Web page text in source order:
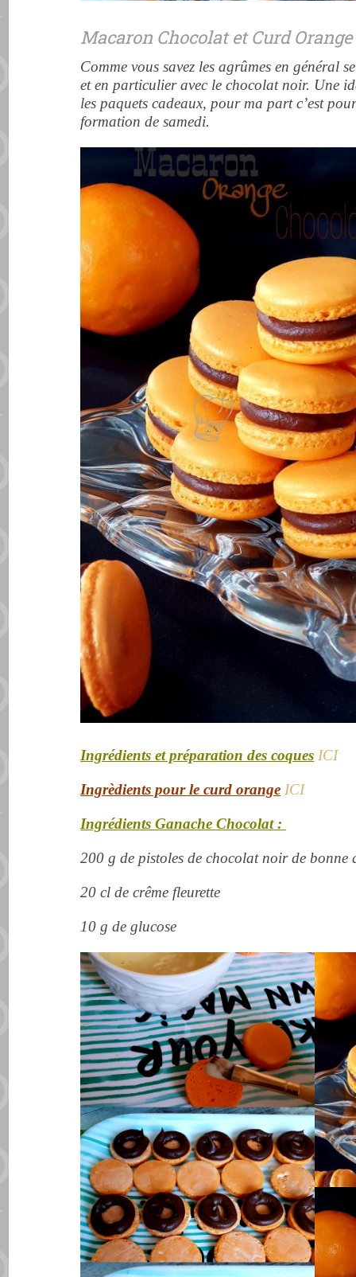
Macaron Chocolat et Curd Orange
Comme vous savez les agrûmes en général
et en particulier avec le chocolat noir. Une
les paquets cadeaux, pour ma part c’est
formation de samedi.
Ingrédients et préparation des coques ICI
Ingrèdients pour le curd orange ICI
Ingrédients Ganache Chocolat :
200 g de pistoles de chocolat noir de
20 cl de crême fleurette
10 g de glucose